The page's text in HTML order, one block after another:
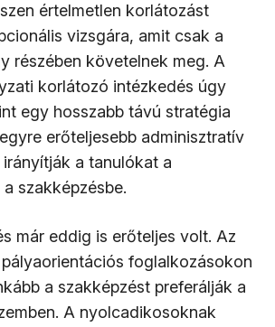
értelmetlen korlátozást
vizsgára, amit csak a
részében követelnek meg. A
korlátozó intézkedés úgy
egy hosszabb távú stratégia
erőteljesebb adminisztratív
a tanulókat a
szakképzésbe.
már eddig is erőteljes volt. Az
foglalkozásokon
a szakképzést preferálják a
A nyolcadikosoknak